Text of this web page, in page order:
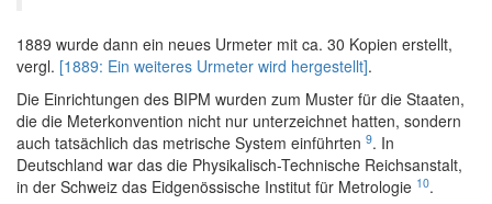
1889 wurde dann ein neues Urmeter mit ca. 30 Kopien erstellt,
vergl. [1889: Ein weiteres Urmeter wird hergestellt].
Die Einrichtungen des BIPM wurden zum Muster für die Staaten,
die die Meterkonvention nicht nur unterzeichnet hatten, sondern
auch tatsächlich das metrische System einführten 9. In
Deutschland war das die Physikalisch-Technische Reichsanstalt,
in der Schweiz das Eidgenössische Institut für Metrologie 10.